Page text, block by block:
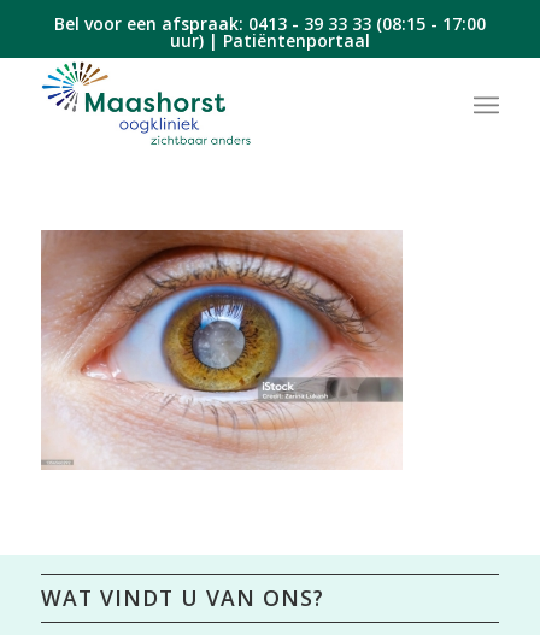
Bel voor een afspraak: 0413 - 39 33 33(08:15 - 17:00
uur) | Patiëntenportaal
WAT VINDT U VAN ONS?